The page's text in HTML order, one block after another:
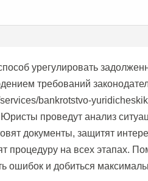
урегулировать
требований
bankrotstvo-
проведут анализ
документы, защитят
процедуру на всех этапах.
ошибок и добиться